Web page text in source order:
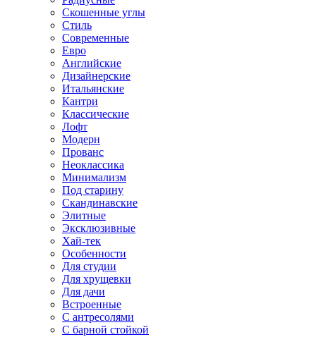
Скошенные углы
Стиль
Современные
Евро
Английские
Дизайнерские
Итальянские
Кантри
Классические
Лофт
Модерн
Прованс
Неоклассика
Минимализм
Под старину
Скандинавские
Элитные
Эксклюзивные
Хай-тек
Особенности
Для студии
Для хрущевки
Для дачи
Встроенные
С антресолями
С барной стойкой